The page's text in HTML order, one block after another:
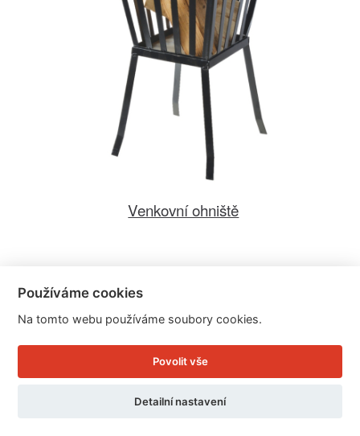
Venkovní ohniště
Doručíme do: 11.8.
Používáme cookies
Na tomto webu používáme soubory cookies.
Povolit vše
Detailní nastavení